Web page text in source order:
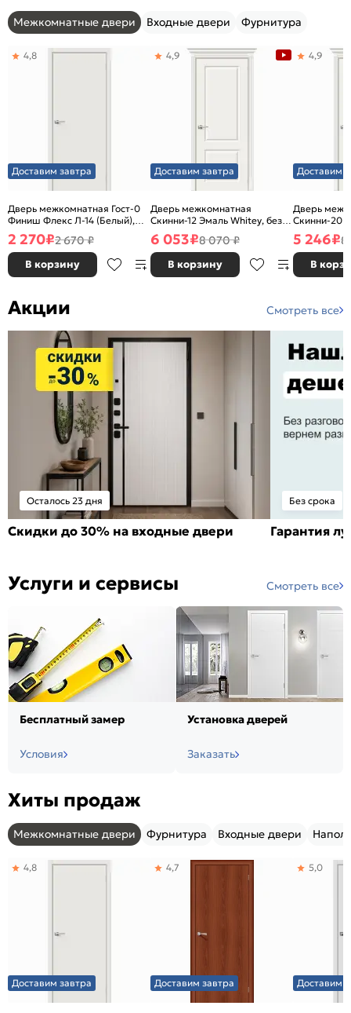
Межкомнатные двери Входные двери Фурнитура
Доставим завтра
Дверь межкомнатная Гост-0
Финиш Флекс Л-14 (Белый),
глухая, каркасно-щитовая
4,8
2 270₽2 670 ₽
В корзину
Доставим завтра
Дверь межкомнатная
Скинни-12 Эмаль Whitey, без
декора, глухая, без стекла,
без кромки, скиновая
4,9
6 053₽8 070 ₽
В корзину
Доставим
Дверь
Скинни-20
декора,
без кромки,
4,9
5 246₽8
В
Акции Смотреть все
Осталось 23 дня
Скидки до 30% на входные двери
Без срока
Гарантия
Услуги и сервисы Смотреть все
Бесплатный замер
Условия
Установка дверей
Заказать
Хиты продаж
Межкомнатные двери Фурнитура Входные двери
Доставим завтра
4,8
Доставим завтра
4,7
Доставим
5,0